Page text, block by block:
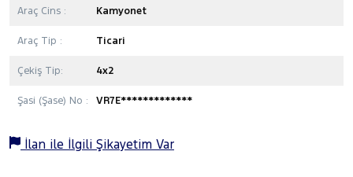
Araç Cins : Kamyonet
Araç Tip : Ticari
Çekiş Tip: 4x2
Şasi (Şase) No : VR7E*************
İlan ile İlgili Şikayetim Var